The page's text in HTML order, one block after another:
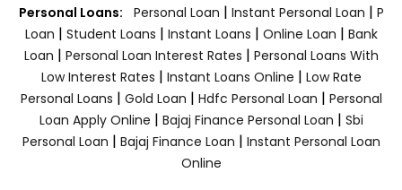
Personal Loans: Personal Loan | Instant Personal Loan | P
Loan | Student Loans | Instant Loans | Online Loan | Bank
Loan | Personal Loan Interest Rates | Personal Loans With
Low Interest Rates | Instant Loans Online | Low Rate
Personal Loans | Gold Loan | Hdfc Personal Loan | Personal
Loan Apply Online | Bajaj Finance Personal Loan | Sbi
Personal Loan | Bajaj Finance Loan | Instant Personal Loan
Online